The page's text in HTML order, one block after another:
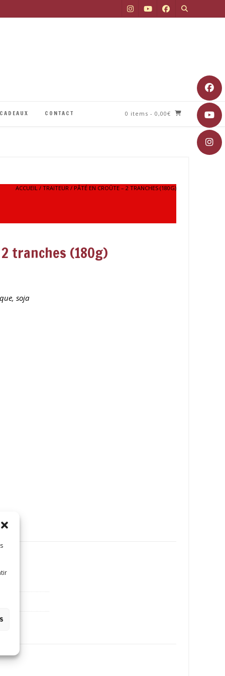
CONTACT 0 items - 0,00€
ACCUEIL / TRAITEUR / PÂTÉ EN CROÛTE – 2 TRANCHES (180G)
tranches (180g)
soja